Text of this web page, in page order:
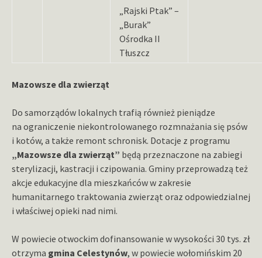
„Rajski Ptak” –
„Burak”
Ośrodka II
Tłuszcz
Mazowsze dla zwierząt
Do samorządów lokalnych trafią również pieniądze
na ograniczenie niekontrolowanego rozmnażania się psów
i kotów, a także remont schronisk. Dotacje z programu
„Mazowsze dla zwierząt” będą przeznaczone na zabiegi
sterylizacji, kastracji i czipowania. Gminy przeprowadzą też
akcje edukacyjne dla mieszkańców w zakresie
humanitarnego traktowania zwierząt oraz odpowiedzialnej
i właściwej opieki nad nimi.
W powiecie otwockim dofinansowanie w wysokości 30 tys. zł
otrzyma gmina Celestynów, w powiecie wołomińskim 20